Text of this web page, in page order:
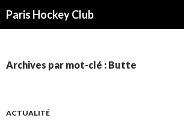
Paris Hockey Club
Archives par mot-clé : Butte
ACTUALITÉ